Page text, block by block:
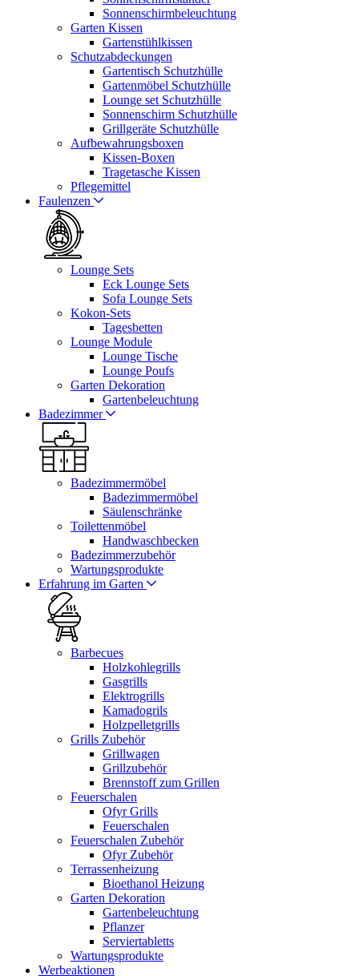
Sonnenschirmbeleuchtung
Garten Kissen
Gartenstühlkissen
Schutzabdeckungen
Gartentisch Schutzhülle
Gartenmöbel Schutzhülle
Lounge set Schutzhülle
Sonnenschirm Schutzhülle
Grillgeräte Schutzhülle
Aufbewahrungsboxen
Kissen-Boxen
Tragetasche Kissen
Pflegemittel
Faulenzen
Lounge Sets
Eck Lounge Sets
Sofa Lounge Sets
Kokon-Sets
Tagesbetten
Lounge Module
Lounge Tische
Lounge Poufs
Garten Dekoration
Gartenbeleuchtung
Badezimmer
Badezimmermöbel
Badezimmermöbel
Säulenschränke
Toilettenmöbel
Handwaschbecken
Badezimmerzubehör
Wartungsprodukte
Erfahrung im Garten
Barbecues
Holzkohlegrills
Gasgrills
Elektrogrills
Kamadogrils
Holzpelletgrills
Grills Zubehör
Grillwagen
Grillzubehör
Brennstoff zum Grillen
Feuerschalen
Ofyr Grills
Feuerschalen
Feuerschalen Zubehör
Ofyr Zubehör
Terrassenheizung
Bioethanol Heizung
Garten Dekoration
Gartenbeleuchtung
Pflanzer
Serviertabletts
Wartungsprodukte
Werbeaktionen